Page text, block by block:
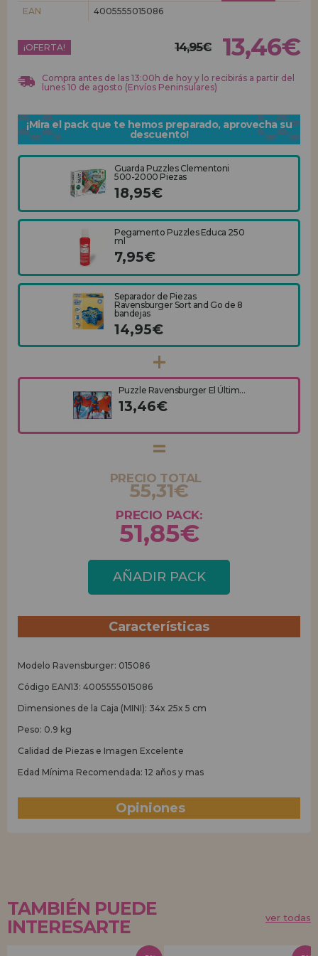
EAN
4005555015086
¡OFERTA! 14,95€ 13,46€
Compra antes de las 13:00h de hoy y lo recibirás a partir del
lunes 10 de agosto (Envíos Peninsulares)
¡Mira el pack que te hemos preparado, aprovecha su
descuento!
Guarda Puzzles Clementoni
500-2000 Piezas
18,95€
Pegamento Puzzles Educa 250
ml
7,95€
Separador de Piezas
Ravensburger Sort and Go de 8
bandejas
14,95€
Puzzle Ravensburger El Últim...
13,46€
PRECIO TOTAL
55,31€
PRECIO PACK:
51,85€
AÑADIR PACK
Características
Modelo Ravensburger: 015086
Código EAN13: 4005555015086
Dimensiones de la Caja (MINI): 34x 25x 5 cm
Peso: 0.9 kg
Calidad de Piezas e Imagen Excelente
Edad Mínima Recomendada: 12 años y mas
Opiniones
TAMBIÉN PUEDE
INTERESARTE
ver todas